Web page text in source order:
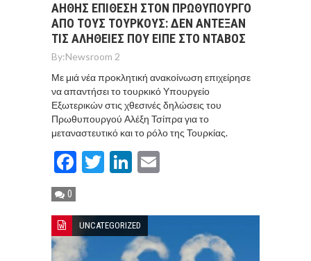
ΑΗΘΗΣ ΕΠΙΘΕΣΗ ΣΤΟΝ ΠΡΩΘΥΠΟΥΡΓΟ
ΑΠΟ ΤΟΥΣ ΤΟΥΡΚΟΥΣ: ΔΕΝ ΑΝΤΕΞΑΝ
ΤΙΣ ΑΛΗΘΕΙΕΣ ΠΟΥ ΕΙΠΕ ΣΤΟ ΝΤΑΒΟΣ
By:Newsroom 2
Με μιά νέα προκλητική ανακοίνωση επιχείρησε
να απαντήσει το τουρκικό Υπουργείο
Εξωτερικών στις χθεσινές δηλώσεις του
Πρωθυπουργού Αλέξη Τσίπρα για το
μεταναστευτικό και το ρόλο της Τουρκίας.
Facebook
TwitterLinkedIn
0
UNCATEGORIZED